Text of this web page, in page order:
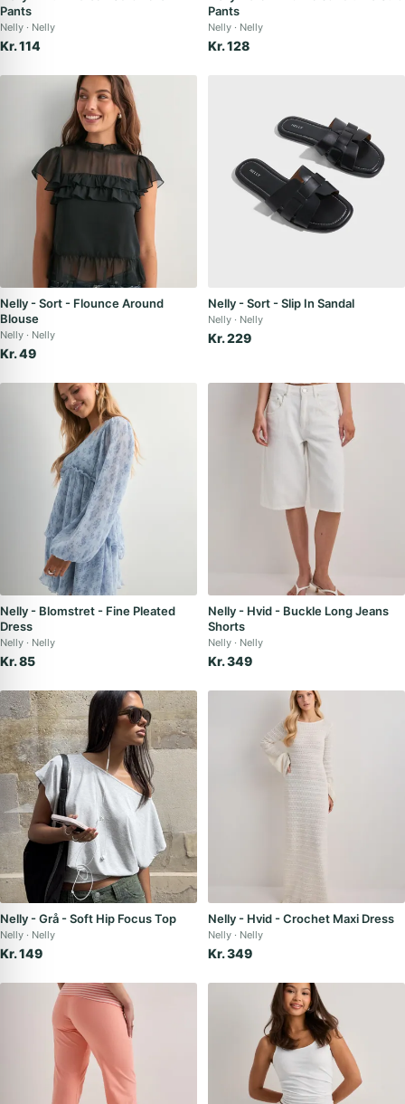
Pants
Nelly Nelly
Kr. 114
Pants
Nelly Nelly
Kr. 128
Nelly - Sort - Flounce Around
Blouse
Nelly Nelly
Kr. 49
Nelly - Sort - Slip In Sandal
Nelly Nelly
Kr. 229
Nelly - Blomstret - Fine Pleated
Dress
Nelly Nelly
Kr. 85
Nelly - Hvid - Buckle Long Jeans
Shorts
Nelly Nelly
Kr. 349
Nelly - Grå - Soft Hip Focus Top
Nelly Nelly
Kr. 149
Nelly - Hvid - Crochet Maxi Dress
Nelly Nelly
Kr. 349